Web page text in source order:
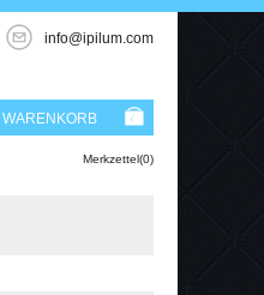
info@ipilum.com
WARENKORB
Merkzettel(0)